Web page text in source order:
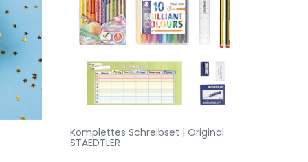
Komplettes Schreibset | Original
STAEDTLER